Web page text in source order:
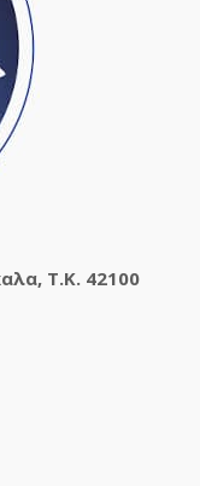
Τ.Κ. 42100